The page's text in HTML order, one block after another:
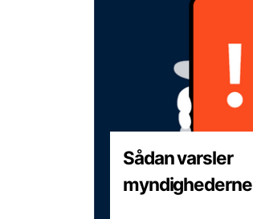
Sådan varsler
myndighederne